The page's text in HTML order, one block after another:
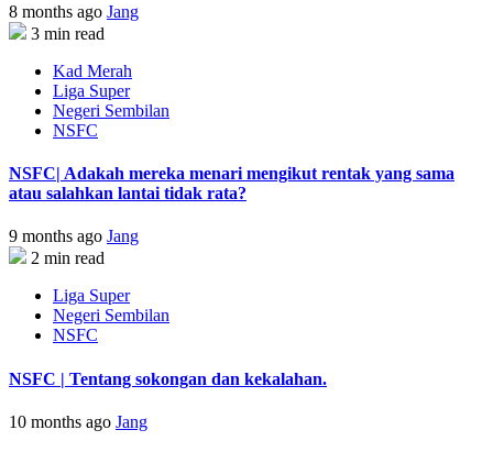
8 months ago Jang
3 min read
Kad Merah
Liga Super
Negeri Sembilan
NSFC
NSFC| Adakah mereka menari mengikut rentak yang sama
atau salahkan lantai tidak rata?
9 months ago Jang
2 min read
Liga Super
Negeri Sembilan
NSFC
NSFC | Tentang sokongan dan kekalahan.
10 months ago Jang